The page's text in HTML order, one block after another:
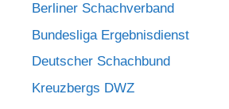
Berliner Schachverband
Bundesliga Ergebnisdienst
Deutscher Schachbund
Kreuzbergs DWZ